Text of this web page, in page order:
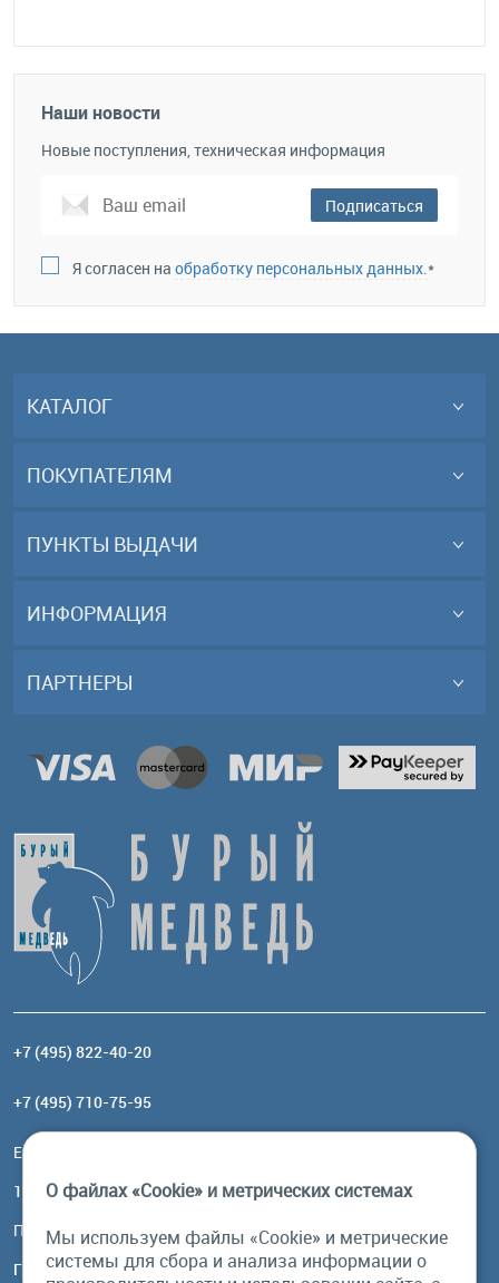
Наши новости
Новые поступления, техническая информация
Подписаться
Я согласен на обработку персональных данных. *
КАТАЛОГ
ПОКУПАТЕЛЯМ
ПУНКТЫ ВЫДАЧИ
ИНФОРМАЦИЯ
ПАРТНЕРЫ
+7 (495) 822-40-20
+7 (495) 710-75-95
Email:
117485, Москва, ул. Профсоюзная, 84/32, корп 1
Посмотреть на карте
График работы
О файлах «Cookie» и метрических системах
Мы используем файлы «Cookie» и метрические
системы для сбора и анализа информации о